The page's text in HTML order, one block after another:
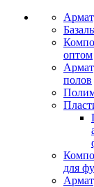
оптом
полов
для